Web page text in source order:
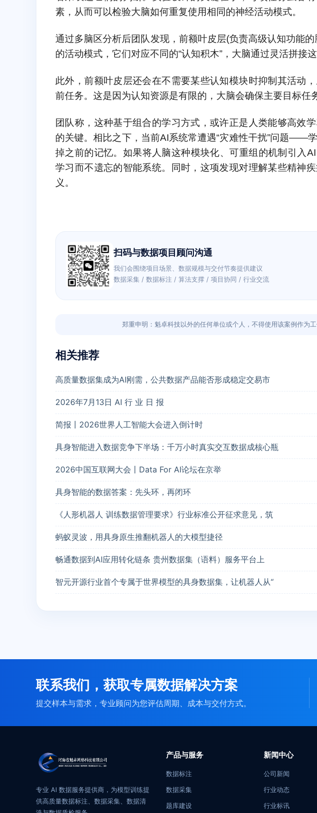
素，从而可以检验大脑如何重复使用相同的神经活动模式。
通过多脑区分析后团队发现，前额叶皮层(负责高级认知功能
的活动模式，它们对应不同的“认知积木”，大脑通过灵活拼接这
此外，前额叶皮层还会在不需要某些认知模块时抑制其活动
前任务。这是因为认知资源是有限的，大脑会确保主要目标任
团队称，这种基于组合的学习方式，或许正是人类能够高效
的关键。相比之下，当前AI系统常遭遇“灾难性干扰”问题——
掉之前的记忆。如果将人脑这种模块化、可重组的机制引入
学习而不遗忘的智能系统。同时，这项发现对理解某些精神
义。
扫码与数据项目顾问沟通
我们会围绕项目场景、数据规模与交付节奏提供建议
数据采集 / 数据标注 / 算法支撑 / 项目协同 / 行业交流
郑重申明：魁卓科技以外的任何单位或个人，不得使用该案例作为工
相关推荐
高质量数据集成为AI刚需，公共数据产品能否形成稳定交易市
2026年7月13日 AI 行 业 日 报
简报丨2026世界人工智能大会进入倒计时
具身智能进入数据竞争下半场：千万小时真实交互数据成核心瓶
2026中国互联网大会丨Data For AI论坛在京举
具身智能的数据答案：先头环，再闭环
《人形机器人 训练数据管理要求》行业标准公开征求意见，筑
蚂蚁灵波，用具身原生推翻机器人的大模型捷径
畅通数据到AI应用转化链条 贵州数据集（语料）服务平台上
智元开源行业首个专属于世界模型的具身数据集，让机器人从“
联系我们，获取专属数据解决方案
提交样本与需求，专业顾问为您评估周期、成本与交付方式。
专业 AI 数据服务提供商，为模型训练提
供高质量数据标注、数据采集、数据清
产品与服务
数据标注
数据采集
题库建设
新闻中心
公司新闻
行业动态
行业标讯